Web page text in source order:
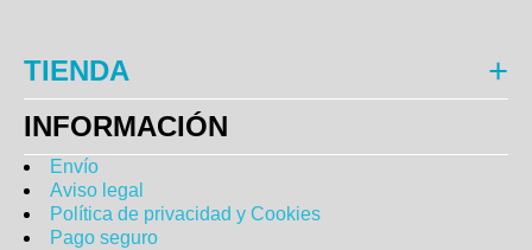
TIENDA
INFORMACIÓN
Envío
Aviso legal
Política de privacidad y Cookies
Pago seguro